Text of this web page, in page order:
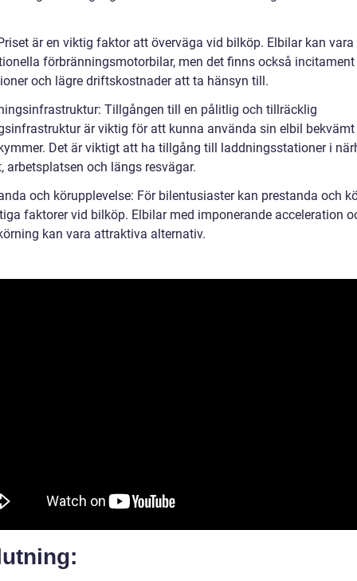
är en viktig faktor att överväga vid bilköp. Elbilar kan vara
förbränningsmotorbilar, men det finns också
och lägre driftskostnader att ta hänsyn till.
Tillgången till en pålitlig och tillräcklig
är viktig för att kunna använda sin elbil bekvämt
Det är viktigt att ha tillgång till laddningsstationer i
arbetsplatsen och längs resvägar.
och körupplevelse: För bilentusiaster kan prestanda och
faktorer vid bilköp. Elbilar med imponerande acceleration
kan vara attraktiva alternativ.